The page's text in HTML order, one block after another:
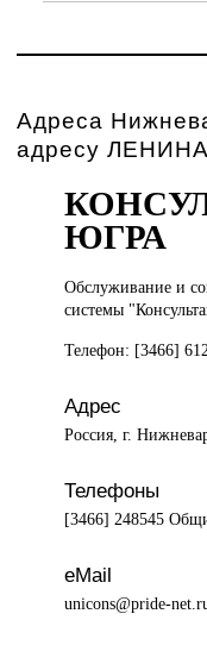
Адреса
адресу
ЮГРА
Обслуживание и
системы
Телефон: [3466]
Адрес
Россия, г.
Телефоны
[3466] 248545
eMail
unicons@pride-